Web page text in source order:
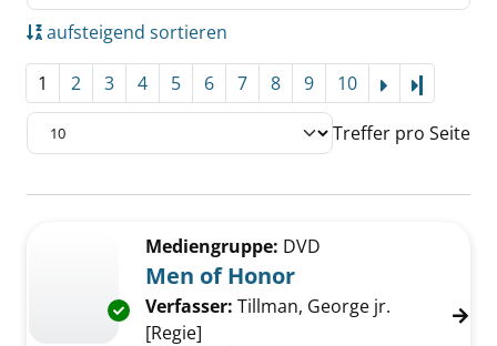
aufsteigend sortieren
1 2 3 4 5 6 7 8 9 10
Treffer pro Seite
Zu den Suchfiltern springen
Exemplar-Details von Men of Honor anzeigen
Mediengruppe: DVD
Men of Honor
Verfasser: Tillman, George jr.
[Regie]